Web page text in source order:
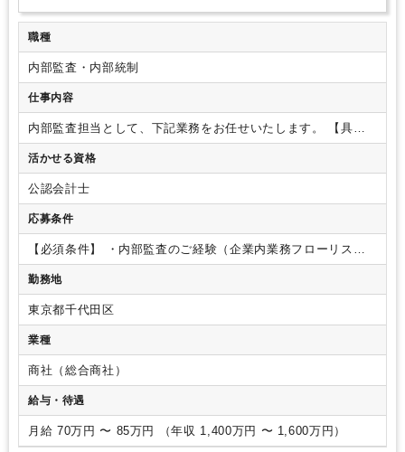
職種
内部監査・内部統制
仕事内容
内部監査担当として、下記業務をお任せいたします。
【具体
的な業務内容】・監査先の業務運営の点検└株主総会・取締
役会運営等の経営統括業務、コンプライアンス関連業務/取引
理の状況に応じて改善提言
じた取組み）
保有している先が多く、工場監査の視点も必要となります。当
方監査マニュアル類に基づき監査先資料の読込みや現場視察・
関係者へのインタビュー等を行い、結果を報告書に纏める作業
を行いますが、監査実施時は2～4名程度の監査班を組成します
お願いします。
在籍しています。オフィスは新しく清潔で、コミュニケーショ
途の方も安心して働ける環境が整っています。
無しのフレックスタイム制を導入しており、標準労働時間も7
時間15分と、ワークライフバランスを保ちながら取り組んでい
ただけます。
活かせる資格
公認会計士
応募条件
【必須条件】
・内部監査のご経験（企業内業務フローリスク
評価）・15年以上の社会人経験 【歓迎条件】・CIA、CPA等
の資格保有者
勤務地
東京都千代田区
業種
商社（総合商社）
給与・待遇
月給 70万円 〜 85万円 （年収 1,400万円 〜 1,600万円）